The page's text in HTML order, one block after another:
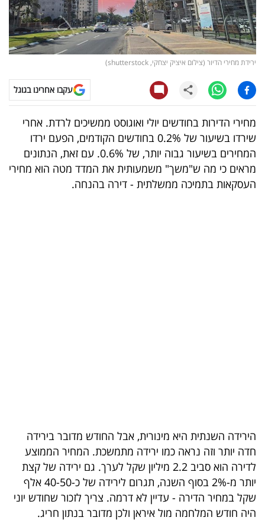
קריפטו
ויראלי
עסקי
ספורט
קריירה
ולימודים
מינויים
הכלכלי
פודקאסט
40
UNDER
ירידת מחירי הדיור (צילום איציק יצחקי, shutterstock)
עקבו אחרינו בגוגל
מחירי הדירות בחודשים יולי ואוגוסט ממשיכים לרדת. אחרי
שירדו בשיעור של 0.2% בחודשים הקודמים, הפעם ירדו
המחירים בשיעור גבוה יותר, של 0.6%. עם זאת, הנתונים
מראים כי מה ש"משך" משמעותית את המדד מטה הוא מחירי
העסקאות בתמיכה ממשלתית - דירה בהנחה.
הירידה השנתית היא מינורית, אבל החודש מדובר בירידה
חדה יותר וזה נראה כמו ירידה מתמשכת. המחיר הממוצע
לדירה הוא סביב 2.2 מיליון שקל לערך. גם ירידה של קצת
יותר מ-2% בסוף השנה, תגרום לירידה של כ-40-50 אלף
שקל במחיר הדירה - עדיין לא דרמה. צריך לזכור שחודש יוני
היה חודש המלחמה מול איראן ולכן מדובר בנתון חריג.